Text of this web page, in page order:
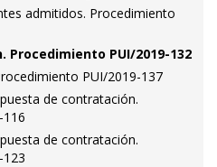
admitidos. Procedimiento
Procedimiento PUI/2019-132
PUI/2019-137
de contratación.
de contratación.